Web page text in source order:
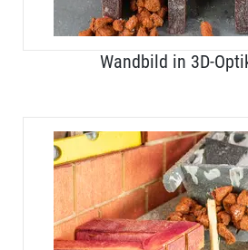
Wandbild in 3D-